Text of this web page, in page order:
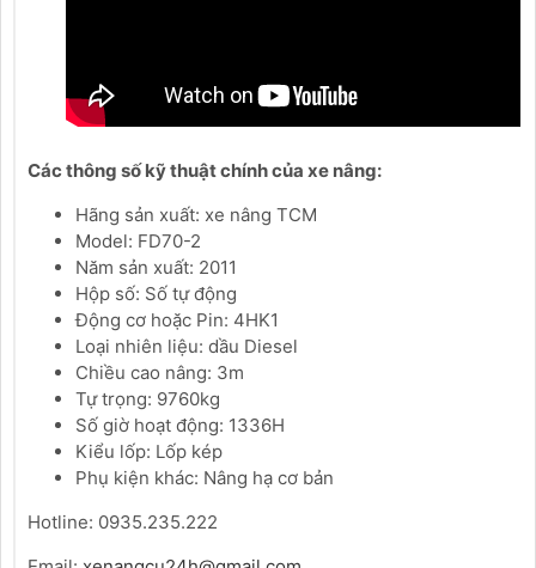
Các thông số kỹ thuật chính của xe nâng:
Hãng sản xuất: xe nâng TCM
Model: FD70-2
Năm sản xuất: 2011
Hộp số: Số tự động
Động cơ hoặc Pin: 4HK1
Loại nhiên liệu: dầu Diesel
Chiều cao nâng: 3m
Tự trọng: 9760kg
Số giờ hoạt động: 1336H
Kiểu lốp: Lốp kép
Phụ kiện khác: Nâng hạ cơ bản
Hotline: 0935.235.222